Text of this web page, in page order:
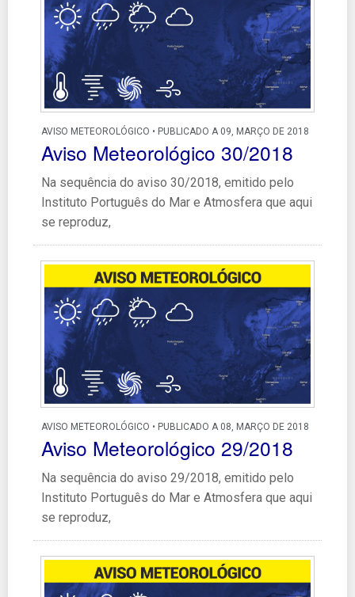
AVISO METEOROLÓGICO • PUBLICADO A 09, MARÇO DE 2018
Aviso Meteorológico 30/2018
Na sequência do aviso 30/2018, emitido pelo
Instituto Português do Mar e Atmosfera que aqui
se reproduz,
AVISO METEOROLÓGICO • PUBLICADO A 08, MARÇO DE 2018
Aviso Meteorológico 29/2018
Na sequência do aviso 29/2018, emitido pelo
Instituto Português do Mar e Atmosfera que aqui
se reproduz,